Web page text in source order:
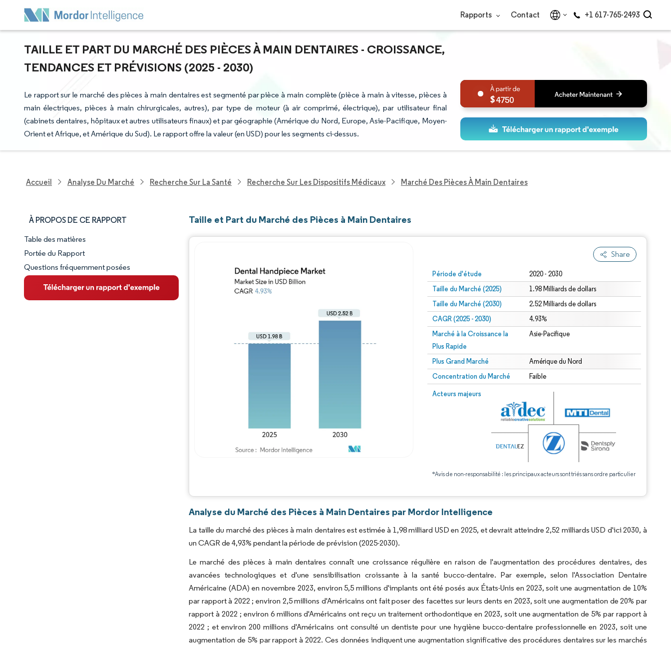
Rapports Contact +1 617-765-2493
TAILLE ET PART DU MARCHÉ DES PIÈCES À MAIN DENTAIRES - CROISSANCE,
TENDANCES ET PRÉVISIONS (2025 - 2030)
Le rapport sur le marché des pièces à main dentaires est segmenté par pièce à main complète (pièce à main à vitesse, pièces à
main électriques, pièces à main chirurgicales, autres), par type de moteur (à air comprimé, électrique), par utilisateur final
(cabinets dentaires, hôpitaux et autres utilisateurs finaux) et par géographie (Amérique du Nord, Europe, Asie-Pacifique, Moyen-
Orient et Afrique, et Amérique du Sud). Le rapport offre la valeur (en USD) pour les segments ci-dessus.
4750
Accueil Analyse Du Marché Recherche Sur La Santé Recherche Sur Les Dispositifs Médicaux Marché Des Pièces À Main Dentaires
À PROPOS DE CE RAPPORT
Aperçu du marché
VUE D’ENSEMBLE DU MARCHÉ
Principales tendances du marché
Table des matières
Portée du Rapport
Questions fréquemment posées
Taille et Part du Marché des Pièces à Main Dentaires
Share
Période d'étude 2020 - 2030
Taille du Marché (2025) 1.98 Milliards de dollars
Taille du Marché (2030) 2.52 Milliards de dollars
CAGR (2025 - 2030) 4.93%
Marché à la Croissance la
Plus Rapide
Asie-Pacifique
Plus Grand Marché Amérique du Nord
Concentration du Marché Faible
Acteurs majeurs
*Avis de non-responsabilité : les principaux acteurs sont triés sans ordre particulier
Analyse du Marché des Pièces à Main Dentaires par Mordor Intelligence
La taille du marché des pièces à main dentaires est estimée à 1,98 milliard USD en 2025, et devrait atteindre 2,52 milliards USD d'ici 2030, à
un CAGR de 4,93% pendant la période de prévision (2025-2030).
Le marché des pièces à main dentaires connaît une croissance régulière en raison de l'augmentation des procédures dentaires, des
avancées technologiques et d'une sensibilisation croissante à la santé bucco-dentaire. Par exemple, selon l'Association Dentaire
Américaine (ADA) en novembre 2023, environ 5,5 millions d'implants ont été posés aux États-Unis en 2023, soit une augmentation de 10%
par rapport à 2022 ; environ 2,5 millions d'Américains ont fait poser des facettes sur leurs dents en 2023, soit une augmentation de 20% par
rapport à 2022 ; environ 6 millions d'Américains ont reçu un traitement orthodontique en 2023, soit une augmentation de 5% par rapport à
2022 ; et environ 200 millions d'Américains ont consulté un dentiste pour une hygiène bucco-dentaire professionnelle en 2023, soit une
augmentation de 5% par rapport à 2022. Ces données indiquent une augmentation significative des procédures dentaires sur les marchés